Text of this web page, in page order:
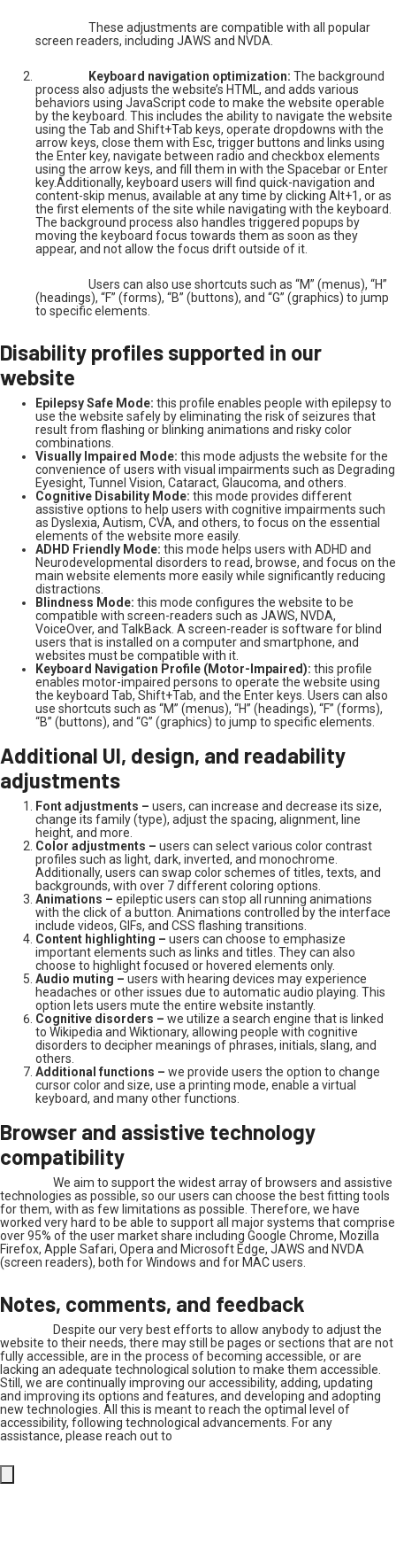
These adjustments are compatible with all popular
screen readers, including JAWS and NVDA.
Keyboard navigation optimization: The background
process also adjusts the website’s HTML, and adds various
behaviors using JavaScript code to make the website operable
by the keyboard. This includes the ability to navigate the website
using the Tab and Shift+Tab keys, operate dropdowns with the
arrow keys, close them with Esc, trigger buttons and links using
the Enter key, navigate between radio and checkbox elements
using the arrow keys, and fill them in with the Spacebar or Enter
key.Additionally, keyboard users will find quick-navigation and
content-skip menus, available at any time by clicking Alt+1, or as
the first elements of the site while navigating with the keyboard.
The background process also handles triggered popups by
moving the keyboard focus towards them as soon as they
appear, and not allow the focus drift outside of it.
Users can also use shortcuts such as “M” (menus), “H”
(headings), “F” (forms), “B” (buttons), and “G” (graphics) to jump
to specific elements.
Disability profiles supported in our
website
Epilepsy Safe Mode: this profile enables people with epilepsy to
use the website safely by eliminating the risk of seizures that
result from flashing or blinking animations and risky color
combinations.
Visually Impaired Mode: this mode adjusts the website for the
convenience of users with visual impairments such as Degrading
Eyesight, Tunnel Vision, Cataract, Glaucoma, and others.
Cognitive Disability Mode: this mode provides different
assistive options to help users with cognitive impairments such
as Dyslexia, Autism, CVA, and others, to focus on the essential
elements of the website more easily.
ADHD Friendly Mode: this mode helps users with ADHD and
Neurodevelopmental disorders to read, browse, and focus on the
main website elements more easily while significantly reducing
distractions.
Blindness Mode: this mode configures the website to be
compatible with screen-readers such as JAWS, NVDA,
VoiceOver, and TalkBack. A screen-reader is software for blind
users that is installed on a computer and smartphone, and
websites must be compatible with it.
Keyboard Navigation Profile (Motor-Impaired): this profile
enables motor-impaired persons to operate the website using
the keyboard Tab, Shift+Tab, and the Enter keys. Users can also
use shortcuts such as “M” (menus), “H” (headings), “F” (forms),
“B” (buttons), and “G” (graphics) to jump to specific elements.
Additional UI, design, and readability
adjustments
Font adjustments – users, can increase and decrease its size,
change its family (type), adjust the spacing, alignment, line
height, and more.
Color adjustments – users can select various color contrast
profiles such as light, dark, inverted, and monochrome.
Additionally, users can swap color schemes of titles, texts, and
backgrounds, with over 7 different coloring options.
Animations – epileptic users can stop all running animations
with the click of a button. Animations controlled by the interface
include videos, GIFs, and CSS flashing transitions.
Content highlighting – users can choose to emphasize
important elements such as links and titles. They can also
choose to highlight focused or hovered elements only.
Audio muting – users with hearing devices may experience
headaches or other issues due to automatic audio playing. This
option lets users mute the entire website instantly.
Cognitive disorders – we utilize a search engine that is linked
to Wikipedia and Wiktionary, allowing people with cognitive
disorders to decipher meanings of phrases, initials, slang, and
others.
Additional functions – we provide users the option to change
cursor color and size, use a printing mode, enable a virtual
keyboard, and many other functions.
Browser and assistive technology
compatibility
We aim to support the widest array of browsers and assistive
technologies as possible, so our users can choose the best fitting tools
for them, with as few limitations as possible. Therefore, we have
worked very hard to be able to support all major systems that comprise
over 95% of the user market share including Google Chrome, Mozilla
Firefox, Apple Safari, Opera and Microsoft Edge, JAWS and NVDA
(screen readers), both for Windows and for MAC users.
Notes, comments, and feedback
Despite our very best efforts to allow anybody to adjust the
website to their needs, there may still be pages or sections that are not
fully accessible, are in the process of becoming accessible, or are
lacking an adequate technological solution to make them accessible.
Still, we are continually improving our accessibility, adding, updating
and improving its options and features, and developing and adopting
new technologies. All this is meant to reach the optimal level of
accessibility, following technological advancements. For any
assistance, please reach out to